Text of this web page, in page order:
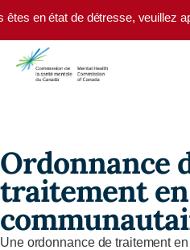
Skip to main content
en état de détresse, veuillez
Ordonnance
traitement
Une ordonnance de traitement